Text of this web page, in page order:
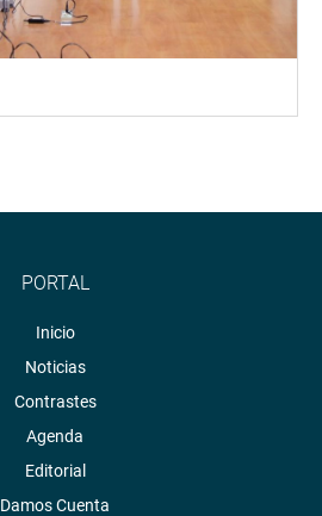
PORTAL
Inicio
Noticias
Contrastes
Agenda
Editorial
Damos Cuenta